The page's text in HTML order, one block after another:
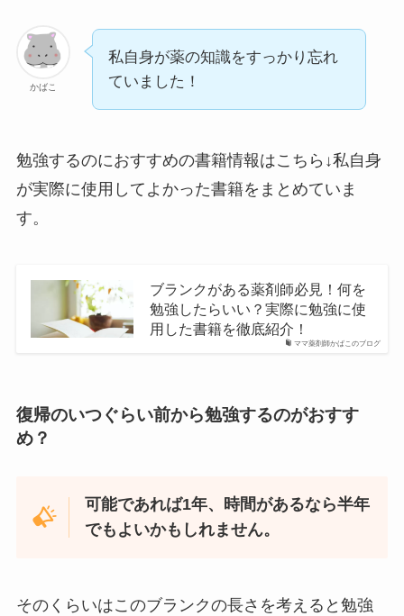
かばこ
私自身が薬の知識をすっかり忘れ
ていました！
勉強するのにおすすめの書籍情報はこちら↓私自身
が実際に使用してよかった書籍をまとめていま
す。
ママ薬剤師かばこのブログ
ブランクがある薬剤師必見！何を
勉強したらいい？実際に勉強に使
用した書籍を徹底紹介！
復帰のいつぐらい前から勉強するのがおすす
め？
可能であれば1年、時間があるなら半年
でもよいかもしれません。
そのくらいはこのブランクの長さを考えると勉強